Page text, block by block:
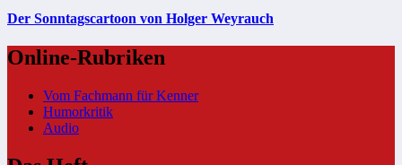
Der Sonntagscartoon von Holger Weyrauch
Online-Rubriken
Vom Fachmann für Kenner
Humorkritik
Audio